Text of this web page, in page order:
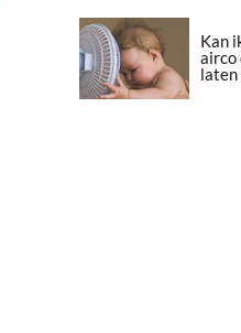
Kan
airco
laten